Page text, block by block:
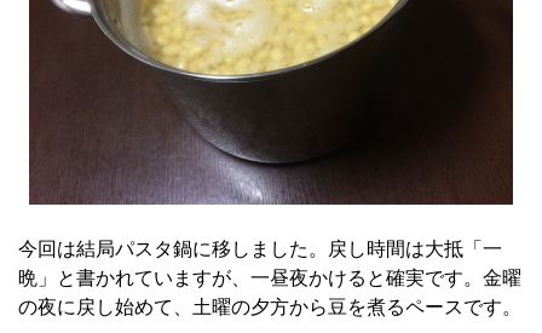
今回は結局パスタ鍋に移しました。戻し時間は大抵「一
晩」と書かれていますが、一昼夜かけると確実です。金曜
の夜に戻し始めて、土曜の夕方から豆を煮るペースです。